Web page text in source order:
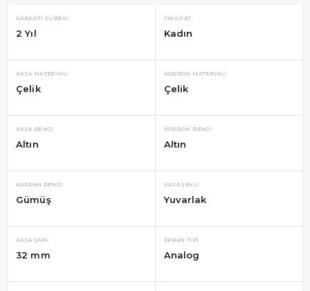
GARANTI SÜRESI
2 Yıl
CINSIYET
Kadın
KASA MATERYALI
Çelik
KORDON MATERYALI
Çelik
KASA RENGI
Altın
KORDON RENGI
Altın
KADRAN RENGI
Gümüş
KASA ŞEKLI
Yuvarlak
KASA ÇAPI
32 mm
EKRAN TIPI
Analog